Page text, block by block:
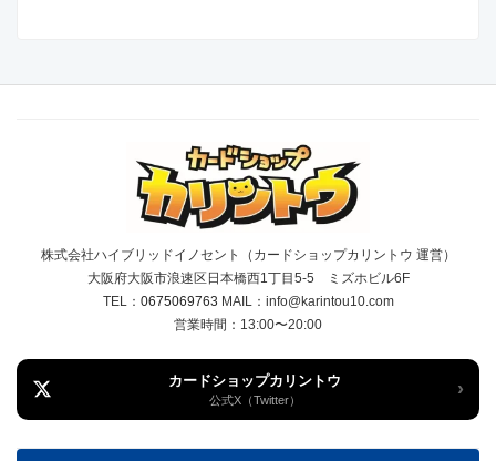
株式会社ハイブリッドイノセント（カードショップカリントウ 運営）
大阪府大阪市浪速区日本橋西1丁目5-5 ミズホビル6F
TEL： 0675069763 MAIL：info@karintou10.com
営業時間：13:00〜20:00
カードショップカリントウ
公式X（Twitter） ›